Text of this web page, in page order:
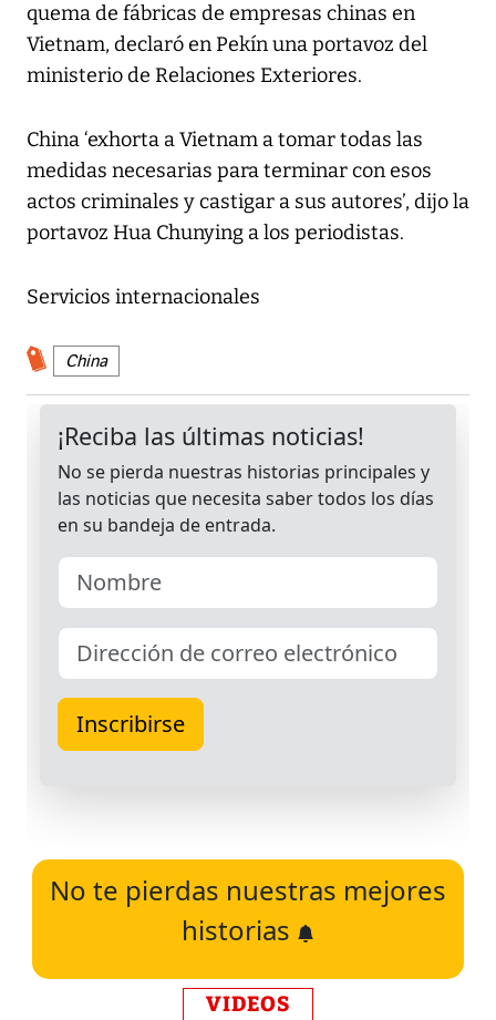
quema de fábricas de empresas chinas en
Vietnam, declaró en Pekín una portavoz del
ministerio de Relaciones Exteriores.
China ‘exhorta a Vietnam a tomar todas las
medidas necesarias para terminar con esos
actos criminales y castigar a sus autores’, dijo la
portavoz Hua Chunying a los periodistas.
Servicios internacionales
China
No te pierdas nuestras mejores
historias
VIDEOS